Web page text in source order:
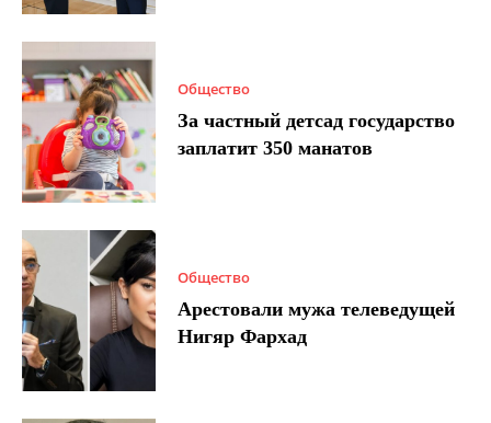
Общество
За частный детсад государство
заплатит 350 манатов
Общество
Арестовали мужа телеведущей
Нигяр Фархад